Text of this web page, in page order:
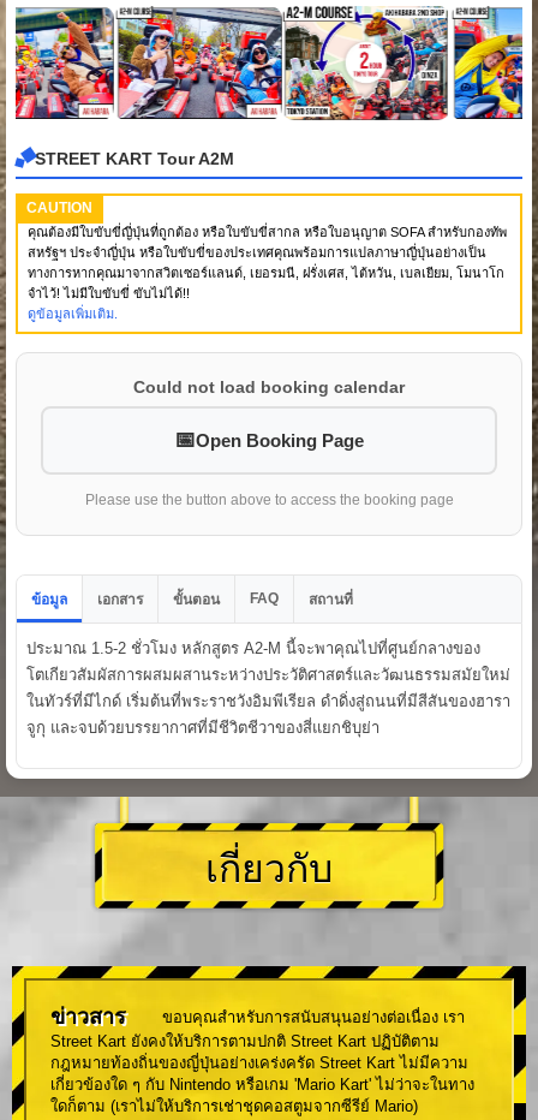
STREET KART Tour A2M
CAUTION
คุณต้องมีใบขับขี่ญี่ปุ่นที่ถูกต้อง หรือใบขับขี่สากล หรือใบอนุญาต SOFA สำหรับกองทัพ
สหรัฐฯ ประจำญี่ปุ่น หรือใบขับขี่ของประเทศคุณพร้อมการแปลภาษาญี่ปุ่นอย่างเป็น
ทางการหากคุณมาจากสวิตเซอร์แลนด์, เยอรมนี, ฝรั่งเศส, ไต้หวัน, เบลเยียม, โมนาโก
จำไว้! ไม่มีใบขับขี่ ขับไม่ได้!!
ดูข้อมูลเพิ่มเติม.
Could not load booking calendar
Open Booking Page
Please use the button above to access the booking page
ข้อมูล เอกสาร ขั้นตอน FAQ สถานที่
ประมาณ 1.5-2 ชั่วโมง หลักสูตร A2-M นี้จะพาคุณไปที่ศูนย์กลางของ
โตเกียวสัมผัสการผสมผสานระหว่างประวัติศาสตร์และวัฒนธรรมสมัยใหม่
ในทัวร์ที่มีไกด์ เริ่มต้นที่พระราชวังอิมพีเรียล ดำดิ่งสู่ถนนที่มีสีสันของฮารา
จูกุ และจบด้วยบรรยากาศที่มีชีวิตชีวาของสี่แยกชิบุย่า
เกี่ยวกับ
ข่าวสาร
ขอบคุณสำหรับการสนับสนุนอย่างต่อเนื่อง เรา
Street Kart ยังคงให้บริการตามปกติ Street Kart ปฏิบัติตาม
กฎหมายท้องถิ่นของญี่ปุ่นอย่างเคร่งครัด Street Kart ไม่มีความ
เกี่ยวข้องใด ๆ กับ Nintendo หรือเกม 'Mario Kart' ไม่ว่าจะในทาง
ใดก็ตาม (เราไม่ให้บริการเช่าชุดคอสตูมจากซีรีย์ Mario)